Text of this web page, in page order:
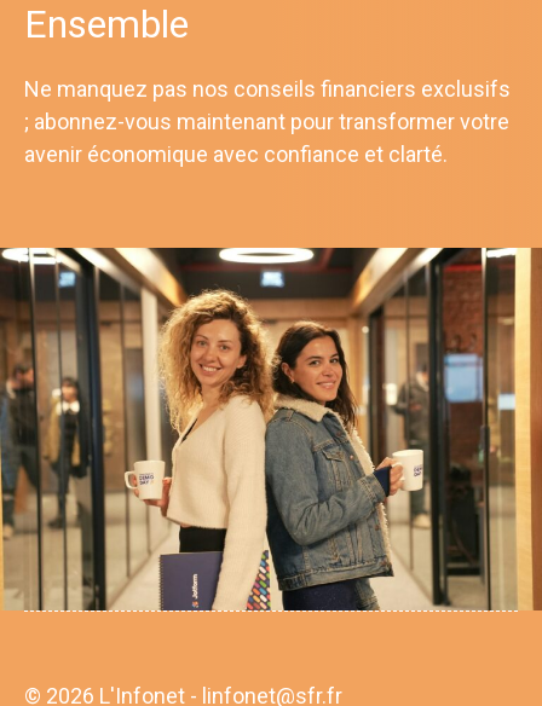
Ensemble
Ne manquez pas nos conseils financiers exclusifs
; abonnez-vous maintenant pour transformer votre
avenir économique avec confiance et clarté.
© 2026 L'Infonet - linfonet@sfr.fr